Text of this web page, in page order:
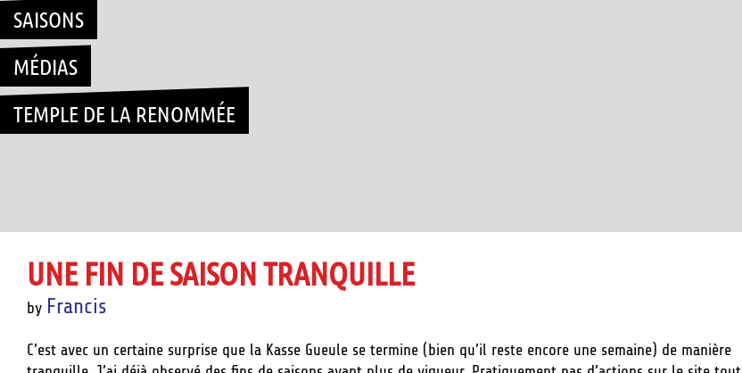
SAISONS
MÉDIAS
TEMPLE DE LA RENOMMÉE
UNE FIN DE SAISON TRANQUILLE
by Francis
C’est avec un certaine surprise que la Kasse Gueule se termine (bien qu’il reste encore une semaine) de manière